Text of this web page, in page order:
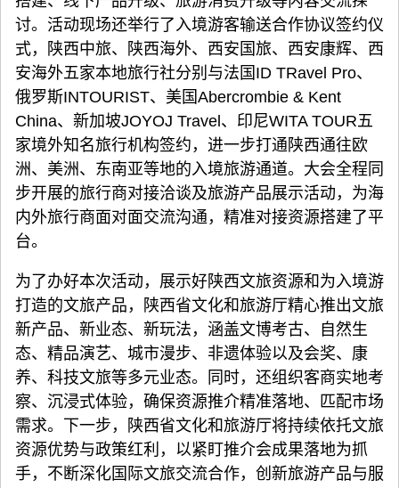
讨。活动现场还举行了入境游客输送合作协议签约仪
式，陕西中旅、陕西海外、西安国旅、西安康辉、西
安海外五家本地旅行社分别与法国ID TRavel Pro、
俄罗斯INTOURIST、美国Abercrombie & Kent
China、新加坡JOYOJ Travel、印尼WITA TOUR五
家境外知名旅行机构签约，进一步打通陕西通往欧
洲、美洲、东南亚等地的入境旅游通道。大会全程同
步开展的旅行商对接洽谈及旅游产品展示活动，为海
内外旅行商面对面交流沟通，精准对接资源搭建了平
台。
为了办好本次活动，展示好陕西文旅资源和为入境游
打造的文旅产品，陕西省文化和旅游厅精心推出文旅
新产品、新业态、新玩法，涵盖文博考古、自然生
态、精品演艺、城市漫步、非遗体验以及会奖、康
养、科技文旅等多元业态。同时，还组织客商实地考
察、沉浸式体验，确保资源推介精准落地、匹配市场
需求。下一步，陕西省文化和旅游厅将持续依托文旅
资源优势与政策红利，以紧盯推介会成果落地为抓
手，不断深化国际文旅交流合作，创新旅游产品与服